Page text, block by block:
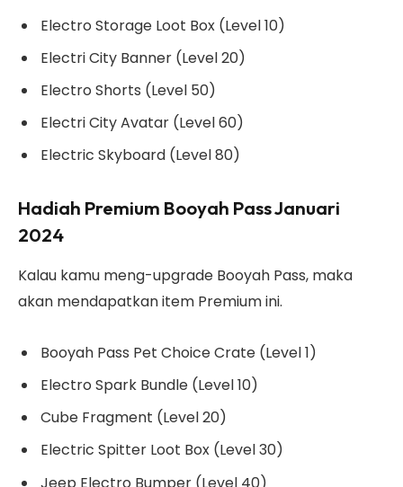
Electro Storage Loot Box (Level 10)
Electri City Banner (Level 20)
Electro Shorts (Level 50)
Electri City Avatar (Level 60)
Electric Skyboard (Level 80)
Hadiah Premium Booyah Pass Januari
2024
Kalau kamu meng-upgrade Booyah Pass, maka
akan mendapatkan item Premium ini.
Booyah Pass Pet Choice Crate (Level 1)
Electro Spark Bundle (Level 10)
Cube Fragment (Level 20)
Electric Spitter Loot Box (Level 30)
Jeep Electro Bumper (Level 40)